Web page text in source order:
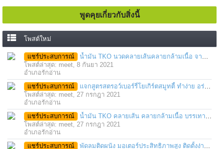
พูดคุยเกี่ยวกับสิ่งนี้
โพสต์ใหม่
แชร์ประสบการณ์
น้ำมัน TKO นวดคลายเส้นคลายกล้ามเนื้อ จากภาวะตึงหรือเคล็ด บาดเจ็บ ได้อย่างฉับพลัน
โพสต์ล่าสุด: meet, 8 กันยา 2021
อำเภอรักอ่าน
แชร์ประสบการณ์
แจกสูตรสตรอว์เบอร์รี่โยเกิร์ตสมูทตี้ ทำง่าย อร่อย แค่มีเครื่องปั่นน้ำผลไม้
โพสต์ล่าสุด: meet, 27 กรกฎา 2021
อำเภอรักอ่าน
แชร์ประสบการณ์
น้ำมัน TKO คลายเส้น คลายกล้ามเนื้อ บรรเทาอาการบาดเจ็บโดยฉับพลัน
โพสต์ล่าสุด: meet, 27 กรกฎา 2021
อำเภอรักอ่าน
แชร์ประสบการณ์
พัดลมติดผนัง มอเตอร์ประสิทธิภาพสูง ติดตั้งง่าย ประหยัดพื้นที่